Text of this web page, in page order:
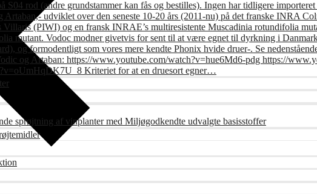
S04 rod (andre grundstammer kan fås og bestilles). Ingen har tidligere
udviklet over den seneste 10-20 års (2011-nu) på det franske INRA
(PIWI) og en fransk INRAE’s multiresistente Muscadinia rotundifolia
mutant. Vodoc modner givetvis for sent til at være egnet til dyrkning i
og formodentligt som vores mere kendte Phonix hvide druer-. Se
og Artaban: https://www.youtube.com/watch?v=hue6Md6-pdg https://
Kriteriet for at en druesort egner…
sprøjtning af vinplanter med Miljøgodkendte udvalgte basisstoffer